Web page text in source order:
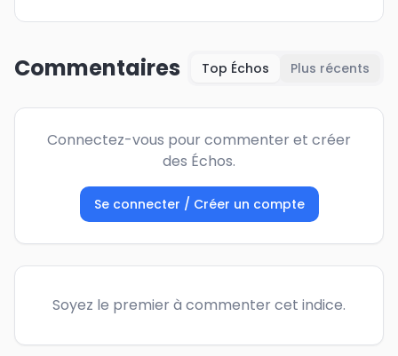
Commentaires Top Échos Plus récents
Connectez-vous pour commenter et créer
des Échos.
Se connecter / Créer un compte
Soyez le premier à commenter cet indice.